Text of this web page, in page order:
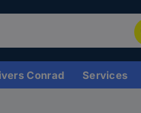
Conrad Services